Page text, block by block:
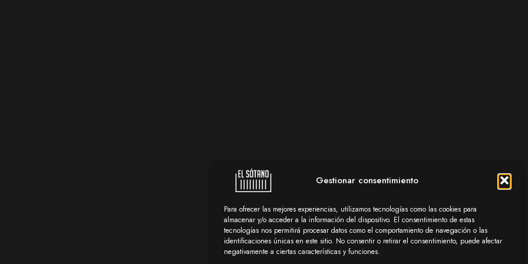
Gestionar consentimiento
Para ofrecer las mejores experiencias, utilizamos tecnologías como las cookies para
almacenar y/o acceder a la información del dispositivo. El consentimiento de estas
tecnologías nos permitirá procesar datos como el comportamiento de navegación o las
identificaciones únicas en este sitio. No consentir o retirar el consentimiento, puede afectar
negativamente a ciertas características y funciones.